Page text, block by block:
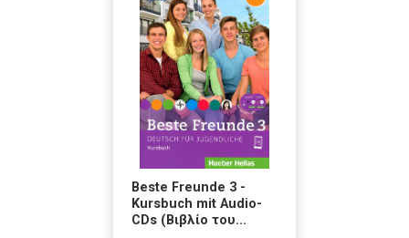
Beste Freunde 3 -
Kursbuch mit Audio-
CDs (Βιβλίο του...